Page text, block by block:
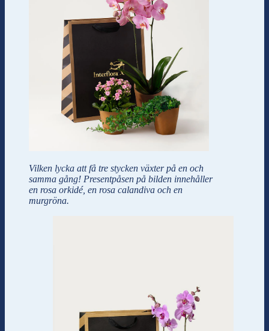
Vilken lycka att få tre stycken växter på en och
samma gång! Presentpåsen på bilden innehåller
en rosa orkidé, en rosa calandiva och en
murgröna.